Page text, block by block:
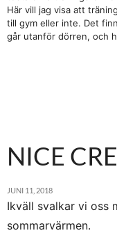
Här vill jag visa att
till gym eller inte. Det
går utanför dörren, och
NICE
JUNI 11, 2018
Ikväll svalkar vi oss
sommarvärmen.